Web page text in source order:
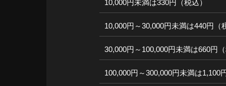
10,000円未満は330円（税込）
10,000円～30,000円未満は440円（
30,000円～100,000円未満は660円
100,000円～300,000円未満は1,100